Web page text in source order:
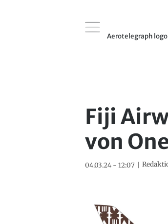
Aerotelegraph logo
Fiji
von
04.03.24 - 12:07